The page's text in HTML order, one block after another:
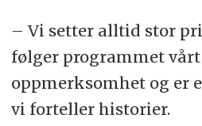
– Vi setter alltid stor
følger programmet
oppmerksomhet og er
vi forteller historier.